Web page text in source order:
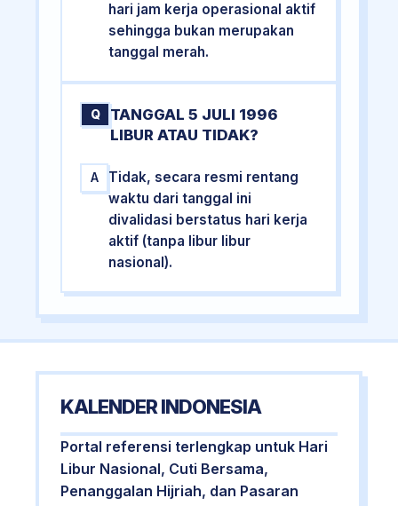
hari jam kerja operasional aktif
sehingga bukan merupakan
tanggal merah.
Q
TANGGAL 5 JULI 1996
LIBUR ATAU TIDAK?
A
Tidak, secara resmi rentang
waktu dari tanggal ini
divalidasi berstatus hari kerja
aktif (tanpa libur libur
nasional).
KALENDER INDONESIA
Portal referensi terlengkap untuk Hari
Libur Nasional, Cuti Bersama,
Penanggalan Hijriah, dan Pasaran